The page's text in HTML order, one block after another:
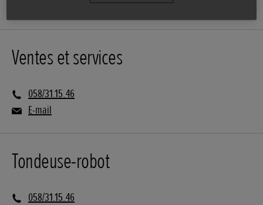
Ventes et services
058/31.15.46
E-mail
Tondeuse-robot
058/31.15.46